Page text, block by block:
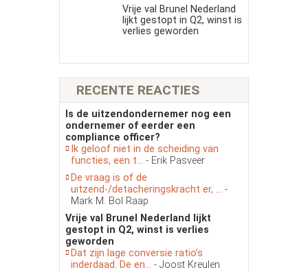
Vrije val Brunel Nederland
lijkt gestopt in Q2, winst is
verlies geworden
RECENTE REACTIES
Is de uitzendondernemer nog een
ondernemer of eerder een
compliance officer?
Ik geloof niet in de scheiding van
functies, een t... - Erik Pasveer
De vraag is of de
uitzend-/detacheringskracht er, ... -
Mark M. Bol Raap
Vrije val Brunel Nederland lijkt
gestopt in Q2, winst is verlies
geworden
Dat zijn lage conversie ratio’s
inderdaad. De en... - Joost Kreulen